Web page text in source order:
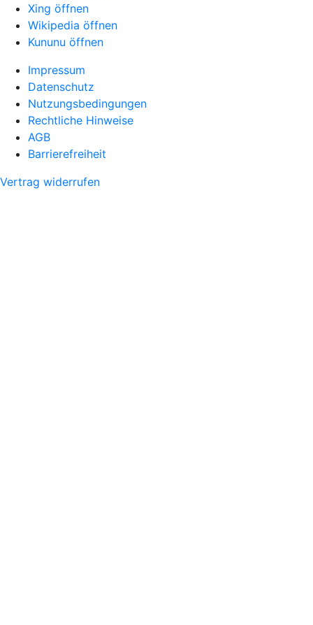
Xing öffnen
Wikipedia öffnen
Kununu öffnen
Impressum
Datenschutz
Nutzungsbedingungen
Rechtliche Hinweise
AGB
Barrierefreiheit
Vertrag widerrufen